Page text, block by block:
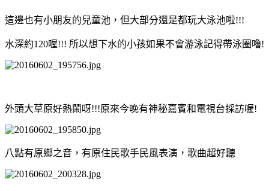
這邊也有小朋友的兒童池，但大部分還是都玩大泳池啦!!!
水深約120喔!!! 所以想下水的小孩如果不會游泳記得帶泳圈嚕!
外頭大草原好熱鬧呀!!!原來今晚有神秘嘉賓和電視台採訪喔!
八點有原鄉之音，有原住民歌手民風表演，歌曲超好聽